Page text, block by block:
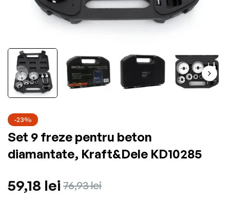
-23%
Set 9 freze pentru beton
diamantate, Kraft&Dele KD10285
Preț
obișnuit
59,18 lei Preț
redus
76,93 lei